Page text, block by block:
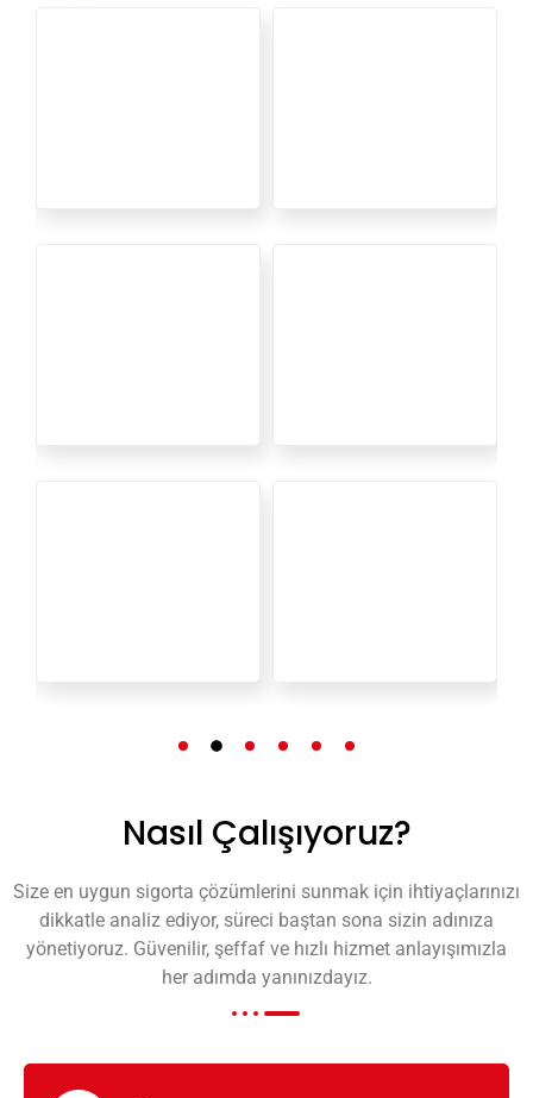
Nasıl Çalışıyoruz?
Size en uygun sigorta çözümlerini sunmak için ihtiyaçlarınızı
dikkatle analiz ediyor, süreci baştan sona sizin adınıza
yönetiyoruz. Güvenilir, şeffaf ve hızlı hizmet anlayışımızla
her adımda yanınızdayız.